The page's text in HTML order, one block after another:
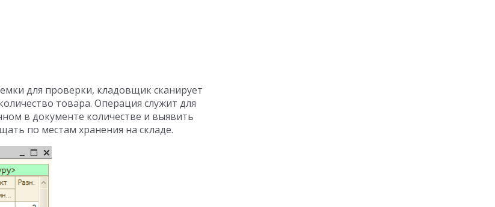
для проверки, кладовщик сканирует
товара. Операция служит для
в документе количестве и выявить
по местам хранения на складе.